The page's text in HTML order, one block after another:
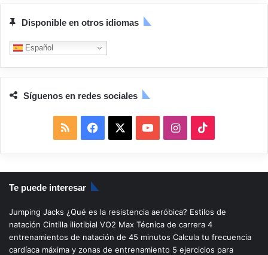
Disponible en otros idiomas
Español
Síguenos en redes sociales
S
S
a
c
b
o
o
u
u
b
I
n
s
a
g
i
k
o
k
Te puede interesar
Jumping Jacks ¿Qué es la resistencia aeróbica? Estilos de
natación Cintilla iliotibial VO2 Max Técnica de carrera 4
entrenamientos de natación de 45 minutos Calcula tu frecuencia
cardíaca máxima y zonas de entrenamiento 5 ejercicios para